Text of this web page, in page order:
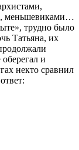
меньшевиками…
трудно было
Татьяна, их
и
некто сравнил